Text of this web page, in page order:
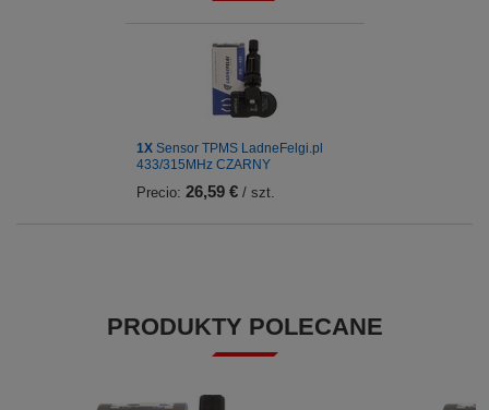
1X Sensor TPMS LadneFelgi.pl
433/315MHz CZARNY
Precio: 26,59 €/ szt.
PRODUKTY POLECANE